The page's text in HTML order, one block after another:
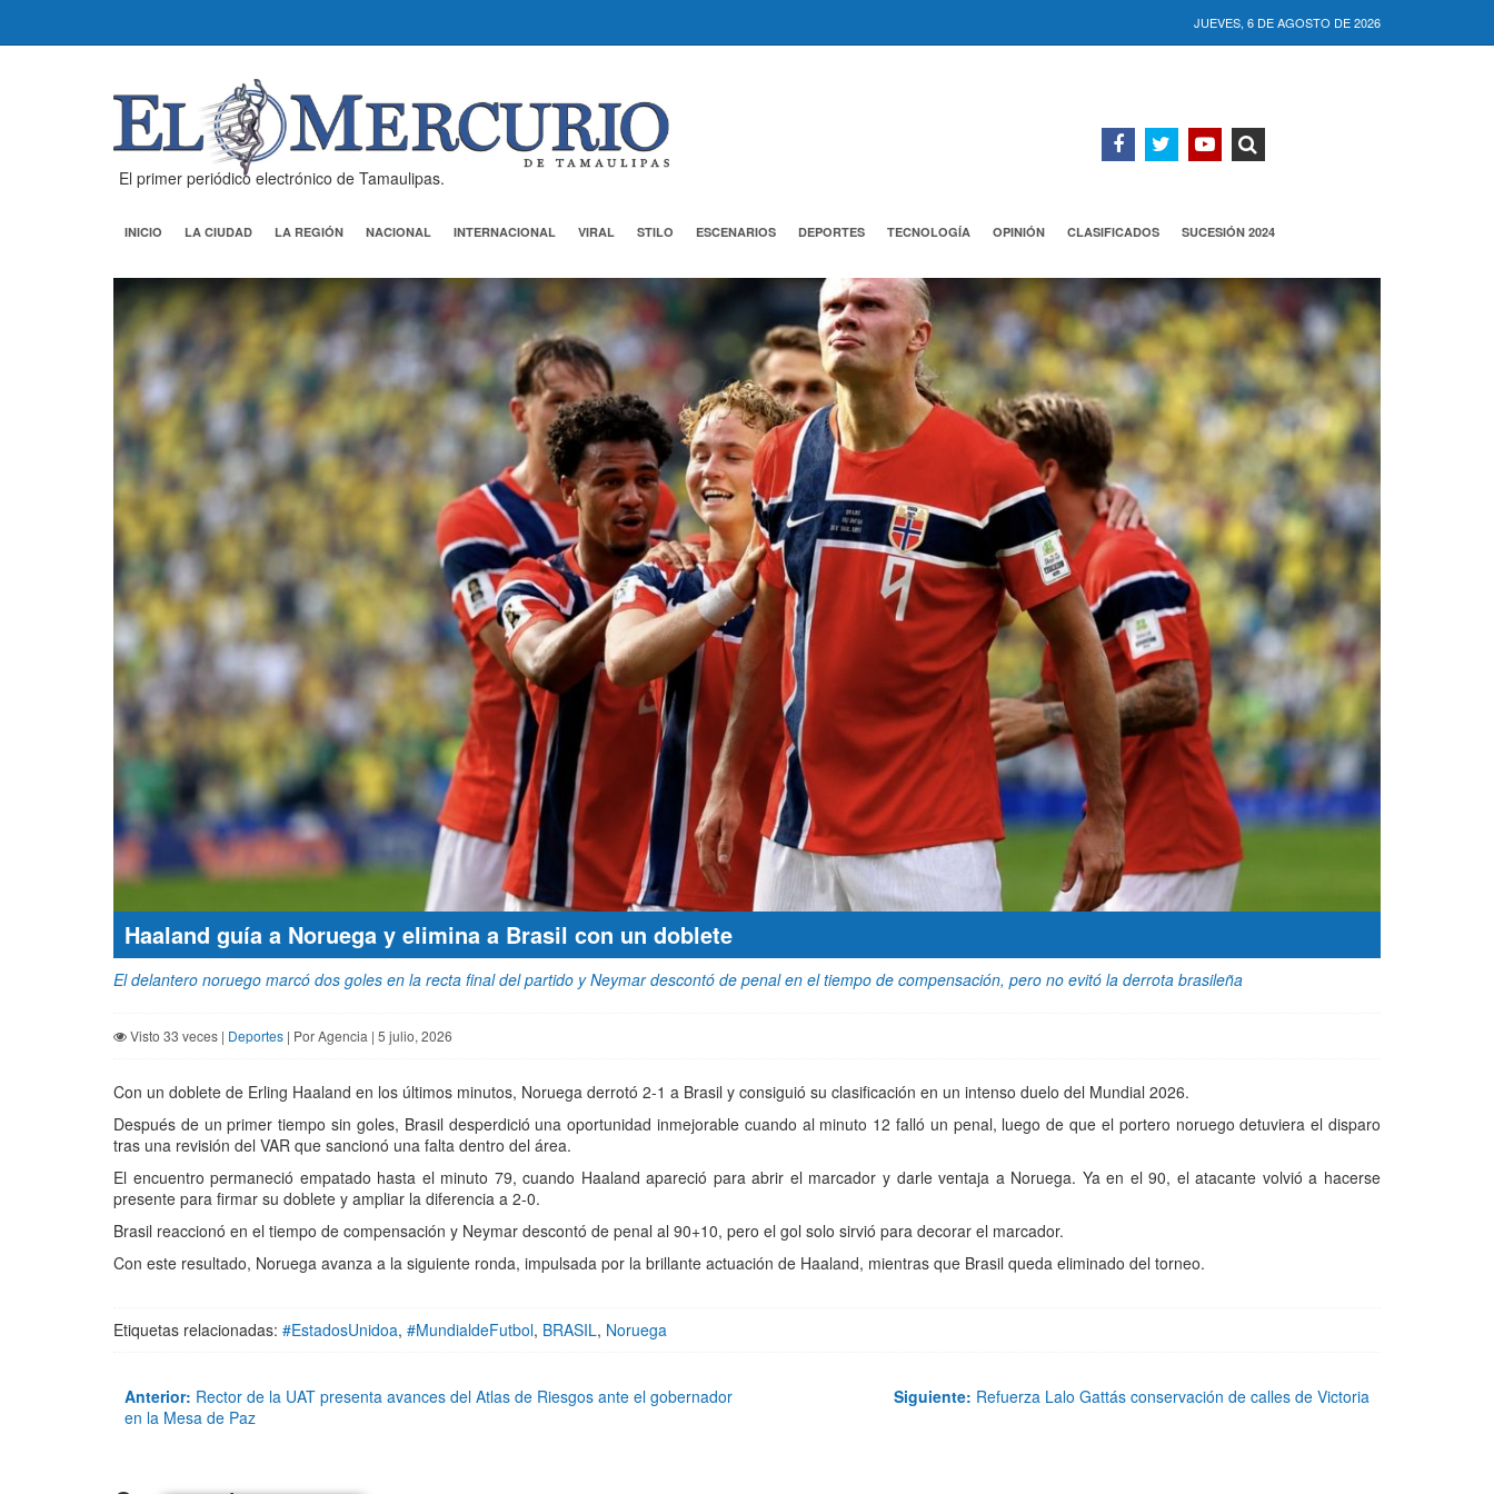
JUEVES, 6 DE AGOSTO DE 2026
El primer periódico electrónico de Tamaulipas.
INICIO LA CIUDAD LA REGIÓN NACIONAL INTERNACIONAL VIRAL STILO ESCENARIOS DEPORTES TECNOLOGÍA OPINIÓN CLASIFICADOS SUCESIÓN 2024
Haaland guía a Noruega y elimina a Brasil con un doblete
El delantero noruego marcó dos goles en la recta final del partido y Neymar descontó de penal en el tiempo de compensación, pero no evitó la derrota brasileña
Visto 33 veces | Deportes | Por Agencia | 5 julio, 2026
Con un doblete de Erling Haaland en los últimos minutos, Noruega derrotó 2-1 a Brasil y consiguió su clasificación en un intenso duelo del Mundial 2026.
Después de un primer tiempo sin goles, Brasil desperdició una oportunidad inmejorable cuando al minuto 12 falló un penal, luego de que el portero noruego detuviera el disparo
tras una revisión del VAR que sancionó una falta dentro del área.
El encuentro permaneció empatado hasta el minuto 79, cuando Haaland apareció para abrir el marcador y darle ventaja a Noruega. Ya en el 90, el atacante volvió a hacerse
presente para firmar su doblete y ampliar la diferencia a 2-0.
Brasil reaccionó en el tiempo de compensación y Neymar descontó de penal al 90+10, pero el gol solo sirvió para decorar el marcador.
Con este resultado, Noruega avanza a la siguiente ronda, impulsada por la brillante actuación de Haaland, mientras que Brasil queda eliminado del torneo.
Etiquetas relacionadas: #EstadosUnidoa, #MundialdeFutbol, BRASIL, Noruega
Anterior: Rector de la UAT presenta avances del Atlas de Riesgos ante el gobernador
en la Mesa de Paz
Siguiente: Refuerza Lalo Gattás conservación de calles de Victoria